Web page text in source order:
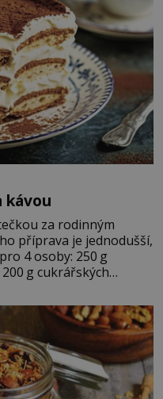
kávou
za rodinným
příprava je jednodušší,
osoby: 250 g
od bílků. Žloutky
a postupně do nich
hladký